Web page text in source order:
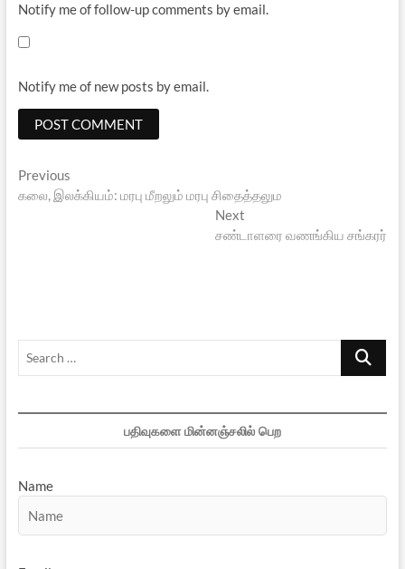
Notify me of follow-up comments by email.
Notify me of new posts by email.
Post
navigation
PreviousPrevious
post:
கலை, இலக்கியம்: மரபு மீறலும் மரபு சிதைத்தலும
Next
post:
சண்டாளரை வணங்கிய சங்கரர்
Search
பதிவுகளை மின்னஞ்சலில் பெற
Name